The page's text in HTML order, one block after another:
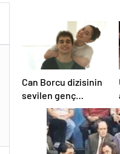
Can Borcu dizisinin
sevilen genç
yıldızları